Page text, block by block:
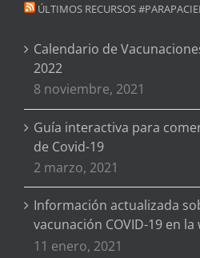
ÚLTIMOS RECURSOS
Calendario de
2022
8 noviembre, 2021
Guía interactiva para
de Covid-19
2 marzo, 2021
Información actualizada
vacunación COVID-19 en la
11 enero, 2021